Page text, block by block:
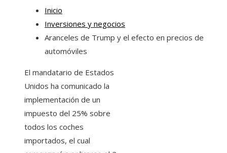
Inicio
Inversiones y negocios
Aranceles de Trump y el efecto en precios de
automóviles
El mandatario de Estados
Unidos ha comunicado la
implementación de un
impuesto del 25% sobre
todos los coches
importados, el cual